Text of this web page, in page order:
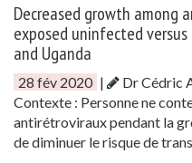
Decreased growth among
exposed uninfected
and Uganda
28 fév 2020 |
Dr Cédric
Contexte : Personne ne
antirétroviraux pendant la
de diminuer le risque de